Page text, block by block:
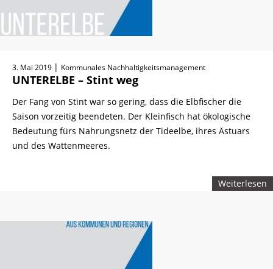
3. Mai 2019 | Kommunales Nachhaltigkeitsmanagement
UNTERELBE – Stint weg
Der Fang von Stint war so gering, dass die Elbfischer die
Saison vorzeitig beendeten. Der Kleinfisch hat ökologische
Bedeutung fürs Nahrungsnetz der Tideelbe, ihres Ästuars
und des Wattenmeeres.
Weiterlesen